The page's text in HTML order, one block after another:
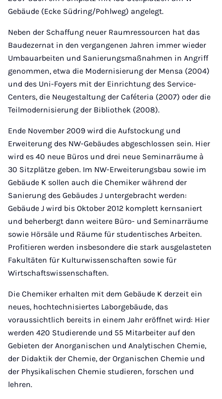
Gebäude (Ecke Südring/Pohlweg) angelegt.
Neben der Schaffung neuer Raumressourcen hat das
Baudezernat in den vergangenen Jahren immer wieder
Umbauarbeiten und Sanierungsmaßnahmen in Angriff
genommen, etwa die Modernisierung der Mensa (2004)
und des Uni-Foyers mit der Einrichtung des Service-
Centers, die Neugestaltung der Caféteria (2007) oder die
Teilmodernisierung der Bibliothek (2008).
Ende November 2009 wird die Aufstockung und
Erweiterung des NW-Gebäudes abgeschlossen sein. Hier
wird es 40 neue Büros und drei neue Seminarräume à
30 Sitzplätze geben. Im NW-Erweiterungsbau sowie im
Gebäude K sollen auch die Chemiker während der
Sanierung des Gebäudes J untergebracht werden:
Gebäude J wird bis Oktober 2012 komplett kernsaniert
und beherbergt dann weitere Büro- und Seminarräume
sowie Hörsäle und Räume für studentisches Arbeiten.
Profitieren werden insbesondere die stark ausgelasteten
Fakultäten für Kulturwissenschaften sowie für
Wirtschaftswissenschaften.
Die Chemiker erhalten mit dem Gebäude K derzeit ein
neues, hochtechnisiertes Laborgebäude, das
voraussichtlich bereits in einem Jahr eröffnet wird: Hier
werden 420 Studierende und 55 Mitarbeiter auf den
Gebieten der Anorganischen und Analytischen Chemie,
der Didaktik der Chemie, der Organischen Chemie und
der Physikalischen Chemie studieren, forschen und
lehren.